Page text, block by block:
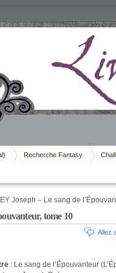
Recherche Fantasy
Joseph – Le sang de
tome 10
Allez
: Le sang de l’Épouvanteur